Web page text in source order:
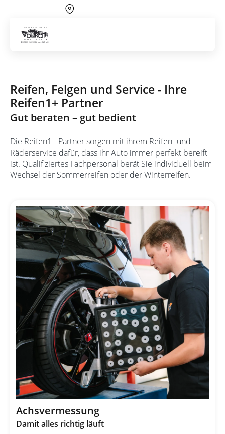
Reifen, Felgen und Service - Ihre
Reifen1+ Partner
Gut beraten – gut bedient
Die Reifen1+ Partner sorgen mit ihrem Reifen- und
Räderservice dafür, dass ihr Auto immer perfekt bereift
ist. Qualifiziertes Fachpersonal berät Sie individuell beim
Wechsel der Sommerreifen oder der Winterreifen.
Achsvermessung
Damit alles richtig läuft